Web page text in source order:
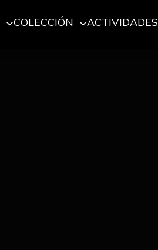
COLECCIÓN ACTIVIDADES